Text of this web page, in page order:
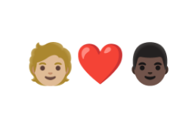
🧑🏼‍❤️‍👨🏿